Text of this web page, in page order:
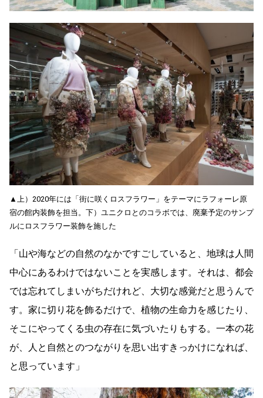
▲上）2020年には「街に咲くロスフラワー」をテーマにラフォーレ原
宿の館内装飾を担当。下）ユニクロとのコラボでは、廃棄予定のサンプ
ルにロスフラワー装飾を施した
「山や海などの自然のなかですごしていると、地球は人間
中心にあるわけではないことを実感します。それは、都会
では忘れてしまいがちだけれど、大切な感覚だと思うんで
す。家に切り花を飾るだけで、植物の生命力を感じたり、
そこにやってくる虫の存在に気づいたりもする。一本の花
が、人と自然とのつながりを思い出すきっかけになれば、
と思っています」